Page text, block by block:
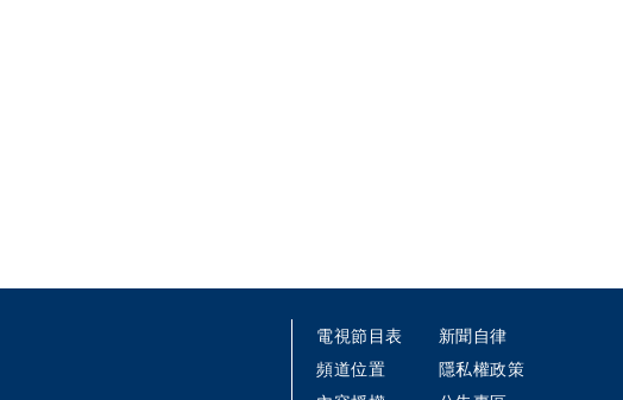
電視節目表
新聞自律
頻道位置
隱私權政策